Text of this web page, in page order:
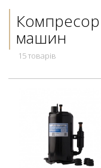
машин
15 товарів